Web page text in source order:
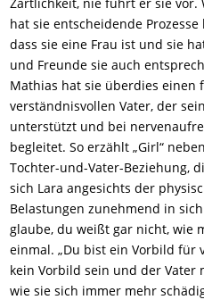
Zärtlichkeit, nie führt er sie vor.
hat sie entscheidende
dass sie eine Frau ist und sie
und Freunde sie auch
Mathias hat sie überdies einen
verständnisvollen Vater, der
unterstützt und bei
begleitet. So erzählt „Girl“
Tochter-und-Vater-Beziehung,
sich Lara angesichts der
Belastungen zunehmend in
glaube, du weißt gar nicht, wie
einmal. „Du bist ein Vorbild für
kein Vorbild sein und der Vater
wie sie sich immer mehr